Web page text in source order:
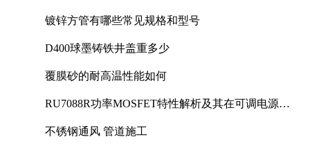
镀锌方管有哪些常见规格和型号
D400球墨铸铁井盖重多少
覆膜砂的耐高温性能如何
RU7088R功率MOSFET特性解析及其在可调电源设
不锈钢通风 管道施工